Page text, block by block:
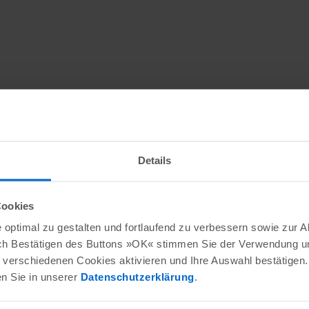
Details
zu gestalten und fortlaufend zu verbessern sowie zur
Bestätigen des Buttons »OK« stimmen Sie der Verwendung
Cookies aktivieren und Ihre Auswahl bestätigen.
Sie in unserer Datenschutzerklärung.